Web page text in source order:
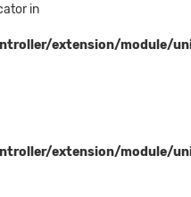
in
extension/module/
extension/module/